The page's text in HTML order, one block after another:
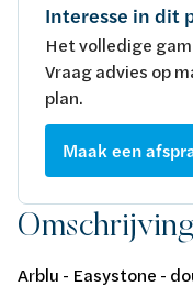
Interesse in dit
Het volledige
Vraag advies op
plan.
Maak een
Arblu - Easystone -